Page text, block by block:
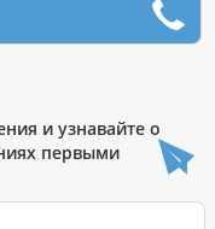
и узнавайте о
первыми